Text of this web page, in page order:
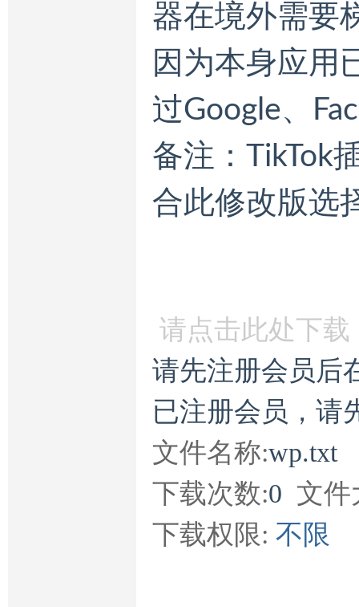
器在境外需要
因为本身应用
过Google、
备注：TikTok
合此修改版选
请点击此处下载
请先注册会员后
已注册会员，请
文件名称:wp.txt
下载次数:0 文件
下载权限: 不限